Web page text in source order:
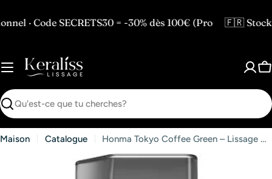
au SECRETS30 = -30% dès 100€ (Pro 🇫🇷 Stock en
Recherche
Maison Catalogue Honma Tokyo Coffee Green – Lissage brésilien Pigments Bleus | Keraliss